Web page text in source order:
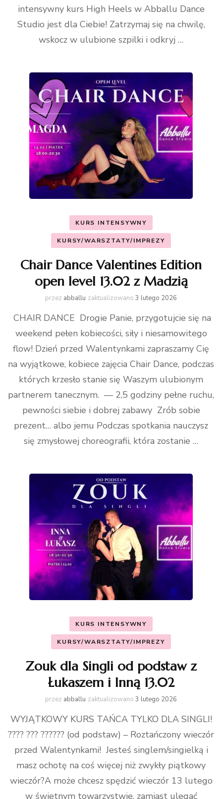
intensywny kurs High Heels w Abballu Dance
Studio jest dla Ciebie! Zatrzymaj się na chwilę,
wskocz w ulubione szpilki i odkryj …
KURS INTENSYWNY
KURSY/WARSZTATY/IMPREZY
Chair Dance Valentines Edition
open level 13.02 z Madzią
przez abballu zaktualizowano 3 lutego 2026
CHAIR DANCE Drogie Panie, przygotujcie się na
weekend pełen kobiecości, siły i niesamowitego
flow! Dzień przed Walentynkami zapraszamy Cię
na wyjątkowe, kobiece zajęcia Chair Dance, podczas
których krzesło stanie się Waszym ulubionym
partnerem tanecznym. — 2,5 godziny pełne ruchu,
pewności siebie i dobrej zabawy Zrób sobie
prezent… albo jemu Podczas spotkania nauczysz
się zmysłowej choreografii, która zostanie …
KURS INTENSYWNY
KURSY/WARSZTATY/IMPREZY
Zouk dla Singli od podstaw z
Łukaszem i Inną 13.02
przez abballu zaktualizowano 3 lutego 2026
WYJĄTKOWY KURS TAŃCA TYLKO DLA SINGLI!
???? ??? ?????? (od podstaw) – Roztańczony wieczór
przed Walentynkami! Jesteś singlem/singielką i
masz ochotę na coś więcej niż zwykły piątkowy
wieczór?A może chcesz spędzić wieczór 13 lutego
w świetnym towarzystwie, zamiast ulegać